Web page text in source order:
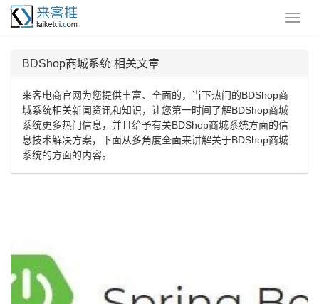
BDShop商城系统 相关文章
来客电商官网为您提供丰富、全面的，当下热门的BDShop商
城系统相关新闻资讯和知识，让您第一时间了解BDShop商城
系统更多热门信息，并且给予有关BDShop商城系统方面的信
息技术解决方案，下面从多角度全面来讲解关于BDShop商城
系统的方面的内容。